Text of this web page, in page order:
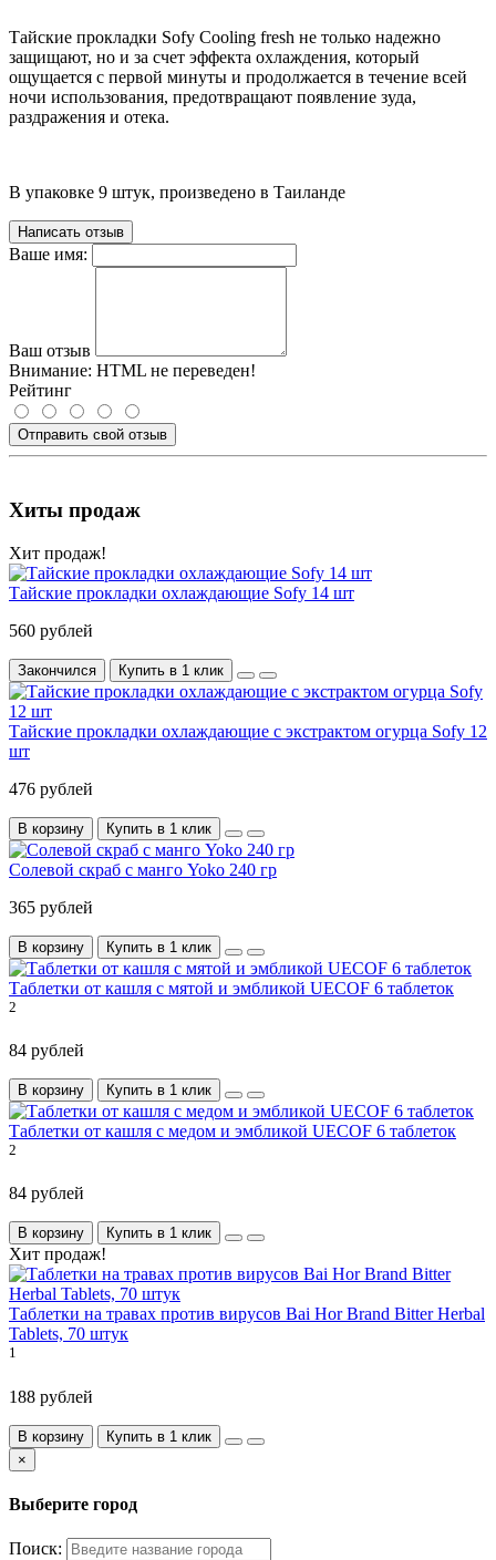
Тайские прокладки Sofy Cooling fresh не только надежно
защищают, но и за счет эффекта охлаждения, который
ощущается с первой минуты и продолжается в течение всей
ночи использования, предотвращают появление зуда,
раздражения и отека.
В упаковке 9 штук, произведено в Таиланде
Написать отзыв
Ваше имя:
Ваш отзыв
Внимание: HTML не переведен!
Рейтинг
Отправить свой отзыв
Хиты продаж
Хит продаж!
Тайские прокладки охлаждающие Sofy 14 шт
560 рублей
Закончился Купить в 1 клик
Тайские прокладки охлаждающие с экстрактом огурца Sofy 12
шт
476 рублей
В корзину Купить в 1 клик
Солевой скраб с манго Yoko 240 гр
365 рублей
В корзину Купить в 1 клик
Таблетки от кашля с мятой и эмбликой UECOF 6 таблеток
2
84 рублей
В корзину Купить в 1 клик
Таблетки от кашля с медом и эмбликой UECOF 6 таблеток
2
84 рублей
В корзину Купить в 1 клик
Хит продаж!
Таблетки на травах против вирусов Bai Hor Brand Bitter Herbal
Tablets, 70 штук
1
188 рублей
В корзину
Купить в 1 клик
×
Выберите город
Поиск: